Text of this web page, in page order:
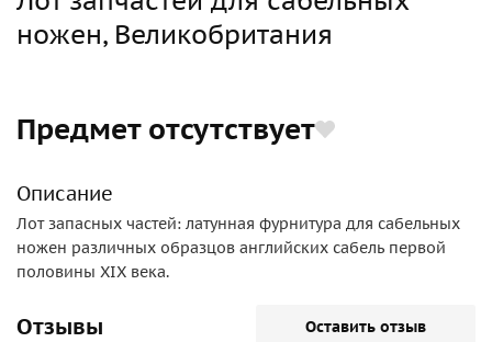
ножен, Великобритания
Предмет отсутствует
Описание
Лот запасных частей: латунная фурнитура для сабельных
ножен различных образцов английских сабель первой
половины XIX века.
Отзывы Оставить отзыв